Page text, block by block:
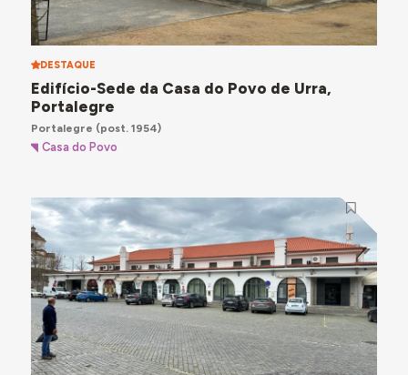
DESTAQUE
Edifício-Sede da Casa do Povo de Urra,
Portalegre
Portalegre (post. 1954)
Casa do Povo